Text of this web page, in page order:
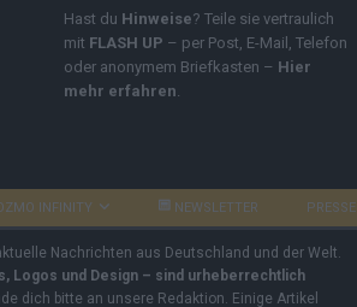
Hast du Hinweise? Teile sie vertraulich
mit FLASH UP – per Post, E-Mail, Telefon
oder anonymem Briefkasten – Hier
mehr erfahren
INFINITY NEWSLETTER PRESSE
Nachrichten aus Deutschland und der Welt.
Logos und Design – sind urheberrechtlich
dich bitte an unsere Redaktion. Einige Artikel